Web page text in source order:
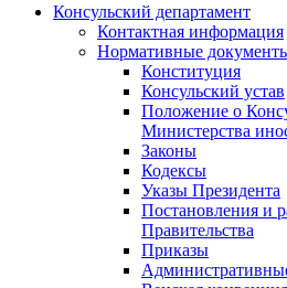
Консульский департамент
Контактная информация
Нормативные
Конституция
Консульский устав
Положение о
Министерства
Законы
Кодексы
Указы Президента
Постановления и
Правительства
Приказы